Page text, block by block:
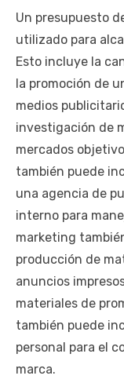
Un presupuesto
utilizado para
Esto incluye la
la promoción de
medios
investigación de
mercados
también puede
una agencia de
interno para
marketing
producción de
anuncios
materiales de
también puede
personal para el
marca.